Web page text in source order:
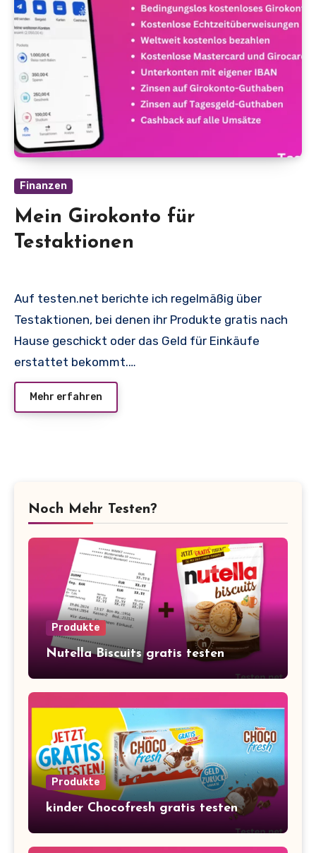
Finanzen
Mein Girokonto für
Testaktionen
Auf testen.net berichte ich regelmäßig über
Testaktionen, bei denen ihr Produkte gratis nach
Hause geschickt oder das Geld für Einkäufe
erstattet bekommt.…
Mehr erfahren
Noch Mehr Testen?
Produkte
Nutella Biscuits gratis testen
Produkte
kinder Chocofresh gratis testen